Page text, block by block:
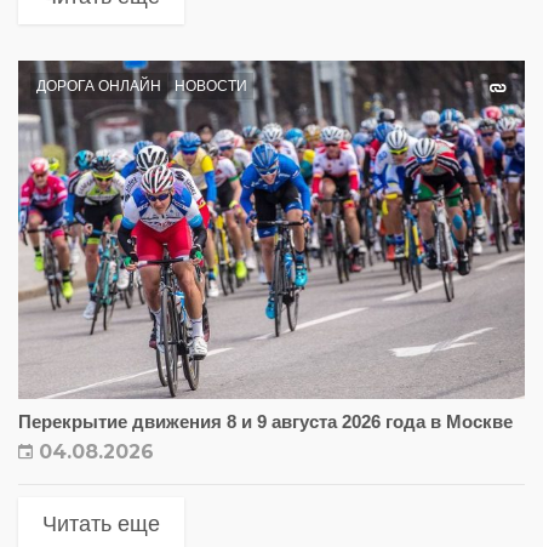
ДОРОГА ОНЛАЙН НОВОСТИ
Перекрытие движения 8 и 9 августа 2026 года в Москве
04.08.2026
Читать еще